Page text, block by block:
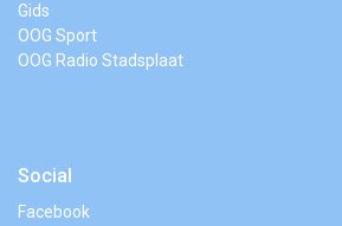
Gids
OOG Sport
OOG Radio Stadsplaat
Social
Facebook